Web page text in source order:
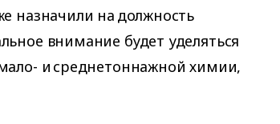
назначили на должность
внимание будет уделяться
и среднетоннажной химии,